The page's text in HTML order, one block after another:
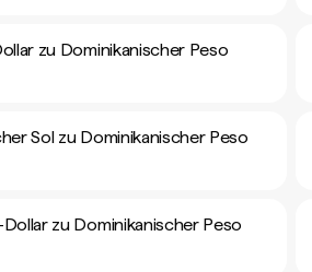
zu Dominikanischer Peso
Sol zu Dominikanischer Peso
zu Dominikanischer Peso